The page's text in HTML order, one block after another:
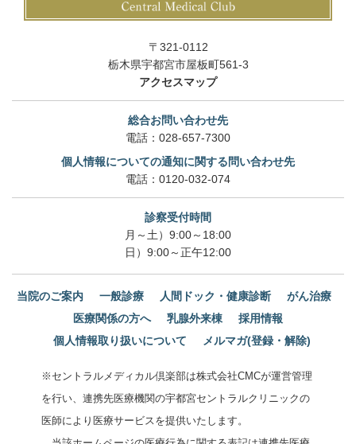
〒321-0112
栃木県宇都宮市屋板町561-3
アクセスマップ
総合お問い合わせ先
電話： 028-657-7300
個人情報についての通知に関する問い合わせ先
電話： 0120-032-074
診察受付時間
月～土）9:00～18:00
日）9:00～正午12:00
当院のご案内 一般診療 人間ドック・健康診断
がん治療
医療関係の方へ
乳腺外来棟
採用情報
個人情報取り扱いについて
メルマガ(登録・解除)
※セントラルメディカル倶楽部は株式会社CMCが運営管理
を行い、連携先医療機関の宇都宮セントラルクリニックの
医師により医療サービスを提供いたします。